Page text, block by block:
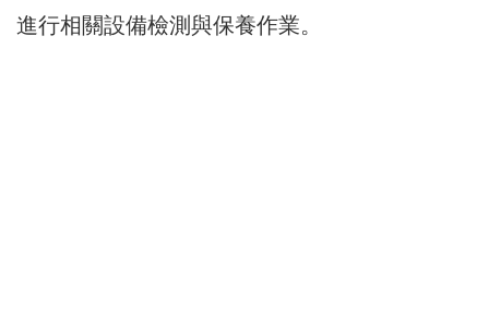
進行相關設備檢測與保養作業。